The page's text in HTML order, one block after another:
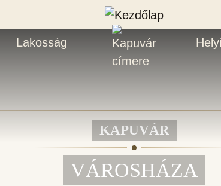
Lakosság
KAPUVÁR
VÁROSHÁZA